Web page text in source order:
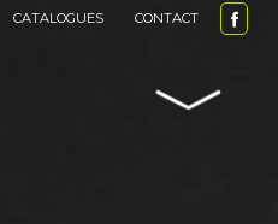
CATALOGUES CONTACT